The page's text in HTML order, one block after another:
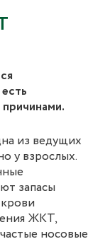
из ведущих
у взрослых.
запасы
ЖКТ,
носовые